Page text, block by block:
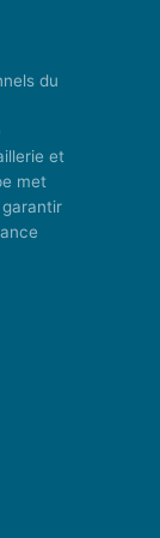
du
et
met